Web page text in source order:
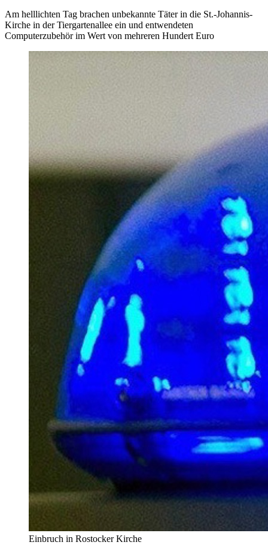
Am helllichten Tag brachen unbekannte Täter in die St.-Johannis-
Kirche in der Tiergartenallee ein und entwendeten
Computerzubehör im Wert von mehreren Hundert Euro
Einbruch in Rostocker Kirche